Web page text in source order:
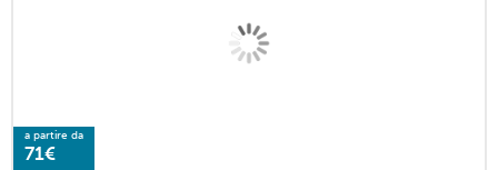
a partire da
71€